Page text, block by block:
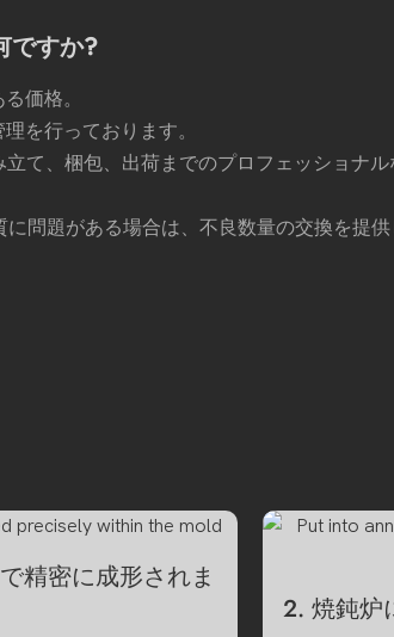
ですか?
価格。
を行っております。
て、梱包、出荷までのプロフェッショナル
問題がある場合は、不良数量の交換を提供
精密に成形されま
2. 焼鈍炉